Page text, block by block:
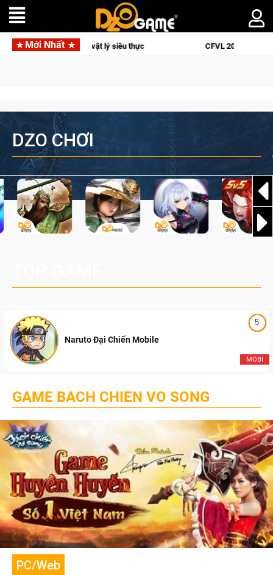
Mới NhấtCFVL 2026 Mùa 2 khép lại với hành trình đầy cảm xúc, Team
DZO CHƠI
5
MOBI
Naruto Đại Chiến Mobile
GAME BACH CHIEN VO SONG
PC/Web